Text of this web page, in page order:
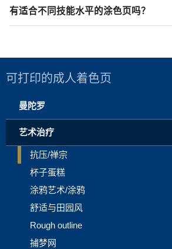
有适合不同技能水平的涂色页吗？
可打印的成人着色页
曼陀罗
艺术治疗
抗压/禅宗
杯子蛋糕
涂鸦艺术/涂鸦
舒适与田园风
Rough outline
捕梦网